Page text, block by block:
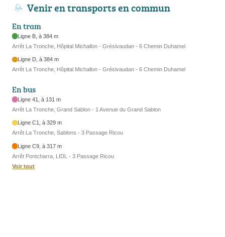
Venir en transports en commun
En tram
Ligne B, à 384 m
Arrêt La Tronche, Hôpital Michallon - Grésivaudan - 6 Chemin Duhamel
Ligne D, à 384 m
Arrêt La Tronche, Hôpital Michallon - Grésivaudan - 6 Chemin Duhamel
En bus
Ligne 41, à 131 m
Arrêt La Tronche, Grand Sablon - 1 Avenue du Grand Sablon
Ligne C1, à 329 m
Arrêt La Tronche, Sablons - 3 Passage Ricou
Ligne C9, à 317 m
Arrêt Pontcharra, LIDL - 3 Passage Ricou
Voir tout